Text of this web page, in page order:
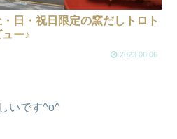
日・祝日限定の窯だしトロト
ー♪
2023.06.06
いです^o^